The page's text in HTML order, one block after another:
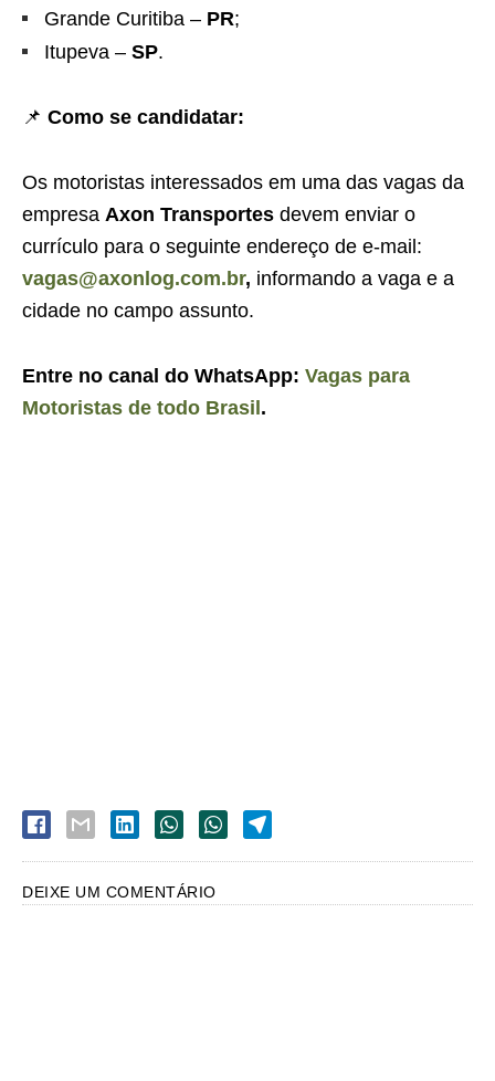
Grande Curitiba – PR;
Itupeva – SP.
📌 Como se candidatar:
Os motoristas interessados em uma das vagas da
empresa Axon Transportes devem enviar o
currículo para o seguinte endereço de e-mail:
vagas@axonlog.com.br, informando a vaga e a
cidade no campo assunto.
Entre no canal do WhatsApp: Vagas para
Motoristas de todo Brasil .
DEIXE UM COMENTÁRIO